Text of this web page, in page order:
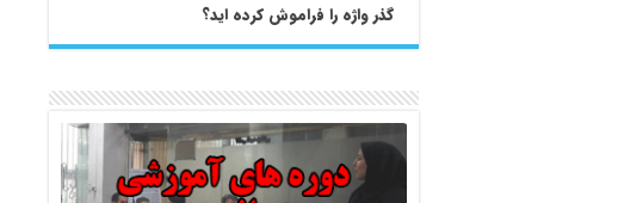
گذر واژه را فراموش کرده اید؟